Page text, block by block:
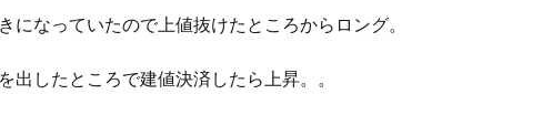
なっていたので上値抜けたところからロング。
したところで建値決済したら上昇。。